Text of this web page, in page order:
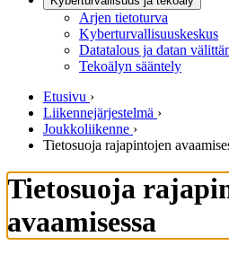
Arjen tietoturva
Kyberturvallisuuskeskus
Datatalous ja datan
Tekoälyn sääntely
Etusivu ›
Liikennejärjestelmä ›
Joukkoliikenne ›
Tietosuoja rajapintojen
Tietosuoja
avaamisessa